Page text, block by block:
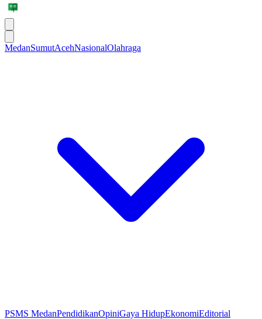
MedanSumutAcehNasionalOlahraga
PSMS MedanPendidikanOpiniGaya HidupEkonomiEditorial